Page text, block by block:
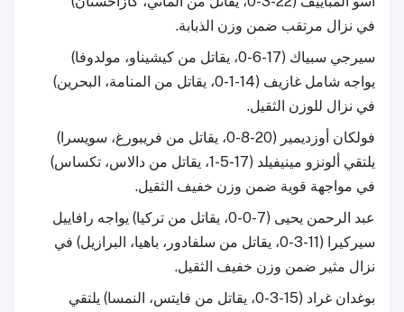
في نزال مرتقب ضمن وزن الذبابة.
سيرجي سبياك (17-6-0، يقاتل من كيشيناو، مولدوفا)
يواجه شامل غازيف (14-1-0، يقاتل من المنامة، البحرين)
في نزال للوزن الثقيل.
فولكان أوزديمير (20-8-0، يقاتل من فريبورغ، سويسرا)
يلتقي ألونزو مينيفيلد (17-5-1، يقاتل من دالاس، تكساس)
في مواجهة قوية ضمن وزن خفيف الثقيل.
عبد الرحمن يحيى (7-0-0، يقاتل من تركيا) يواجه رافاييل
سيركيرا (11-3-0، يقاتل من سلفادور، باهيا، البرازيل) في
نزال مثير ضمن وزن خفيف الثقيل.
بوغدان غراد (15-3-0، يقاتل من فايتس، النمسا) يلتقي